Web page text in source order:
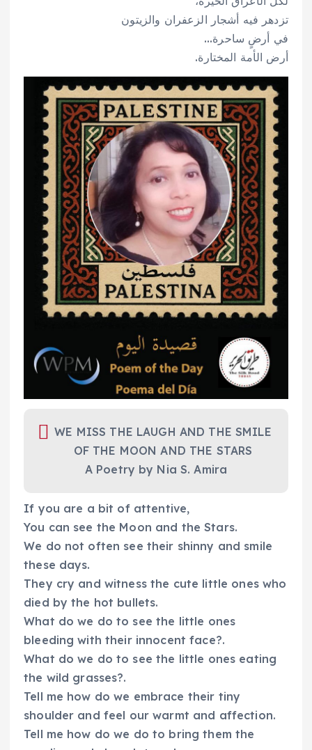
تزدهر فيه أشجار الزعفران والزيتون
في أرضٍ ساحرة…
أرض الأمة المختارة.
WE MISS THE LAUGH AND THE SMILE
OF THE MOON AND THE STARS
A Poetry by Nia S. Amira
If you are a bit of attentive,
You can see the Moon and the Stars.
We do not often see their shinny and smile
these days.
They cry and witness the cute little ones who
died by the hot bullets.
What do we do to see the little ones
bleeding with their innocent face?.
What do we do to see the little ones eating
the wild grasses?.
Tell me how do we embrace their tiny
shoulder and feel our warmt and affection.
Tell me how do we do to bring them the